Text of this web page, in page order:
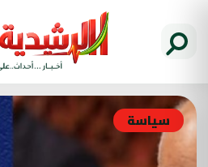
سياسة